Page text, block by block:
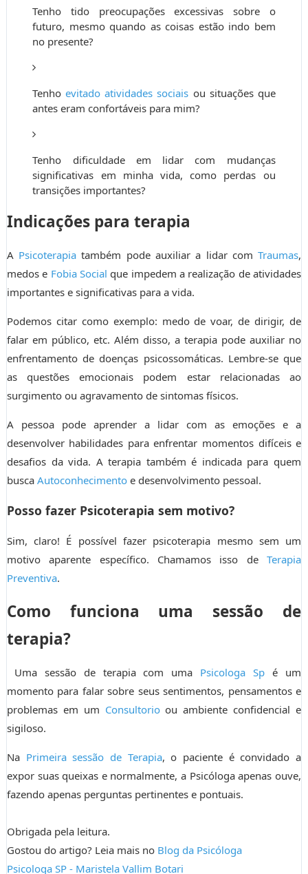
Tenho tido preocupações excessivas sobre o
futuro, mesmo quando as coisas estão indo bem
no presente?
Tenhoevitado atividades sociais ou situações que
antes eram confortáveis para mim?
Tenho dificuldade em lidar com mudanças
significativas em minha vida, como perdas ou
transições importantes?
Indicações para terapia
A Psicoterapia também pode auxiliar a lidar comTraumas,
medos e Fobia Social que impedem a realização de atividades
importantes e significativas para a vida.
Podemos citar como exemplo: medo de voar, de dirigir, de
falar em público, etc. Além disso, a terapia pode auxiliar no
enfrentamento de doenças psicossomáticas. Lembre-se que
as questões emocionais podem estar relacionadas ao
surgimento ou agravamento de sintomas físicos.
A pessoa pode aprender a lidar com as emoções e a
desenvolver habilidades para enfrentar momentos difíceis e
desafios da vida. A terapia também é indicada para quem
busca Autoconhecimentoe desenvolvimento pessoal.
Posso fazer Psicoterapia sem motivo?
Sim, claro! É possível fazer psicoterapia mesmo sem um
motivo aparente específico. Chamamos isso deTerapia
Preventiva.
Como funciona uma sessão de
terapia?
Uma sessão de terapia com uma Psicologa Sp é um
momento para falar sobre seus sentimentos, pensamentos e
problemas em um Consultorioou ambiente confidencial e
sigiloso.
Na Primeira sessão de Terapia, o paciente é convidado a
expor suas queixas e normalmente, a Psicóloga apenas ouve,
fazendo apenas perguntas pertinentes e pontuais.
Obrigada pela leitura.
Gostou do artigo? Leia mais no Blog da Psicóloga
Psicologa SP - Maristela Vallim Botari